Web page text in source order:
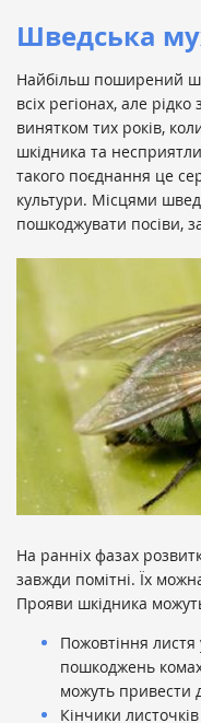
Шведська
Найбільш поширений
всіх регіонах, але
винятком тих років,
шкідника та
такого поєднання це
культури. Місцями
пошкоджувати посіви,
На ранніх фазах
завжди помітні. Їх
Прояви шкідника
Пожовтіння листя
пошкоджень
можуть привести
Кінчики